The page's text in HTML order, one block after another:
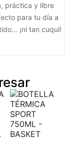
práctica y libre
para tu día a
¡ni tan cuqui!